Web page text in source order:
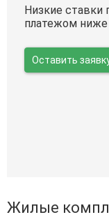
Низкие
платежом
Оставить
Жилые